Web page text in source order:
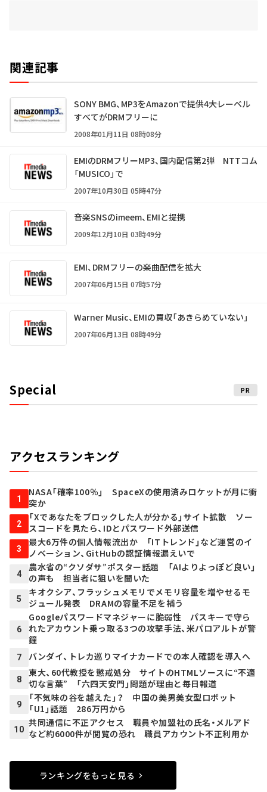
関連記事
SONY BMG、MP3をAmazonで提供――4大レーベル
すべてがDRMフリーに
2008年01月11日 08時08分
EMIのDRMフリーMP3、国内配信第2弾 NTTコム
「MUSICO」で
2007年10月30日 05時47分
音楽SNSのimeem、EMIと提携
2009年12月10日 03時49分
EMI、DRMフリーの楽曲配信を拡大
2007年06月15日 07時57分
Warner Music、EMIの買収「あきらめていない」
2007年06月13日 08時49分
Special PR
アクセスランキング
1
NASA「確率100％」 SpaceXの使用済みロケットが月に衝
突か
2
「Xであなたをブロックした人が分かる」サイト拡散 ソー
スコードを見たら、IDとパスワード外部送信
3
最大6万件の個人情報流出か 「ITトレンド」など運営のイ
ノベーション、GitHubの認証情報漏えいで
4
農水省の“クソダサ”ポスター話題 「AIよりよっぽど良い」
の声も 担当者に狙いを聞いた
5
キオクシア、フラッシュメモリでメモリ容量を増やせるモ
ジュール発表 DRAMの容量不足を補う
6
Googleパスワードマネジャーに脆弱性 パスキーで守ら
れたアカウント乗っ取る3つの攻撃手法、米パロアルトが警
鐘
7 バンダイ、トレカ巡りマイナカードでの本人確認を導入へ
8
東大、60代教授を懲戒処分 サイトのHTMLソースに“不適
切な言葉” 「六四天安門」問題が理由と毎日報道
9
「不気味の谷を越えた」？ 中国の美男美女型ロボット
「U1」話題 286万円から
10
共同通信に不正アクセス 職員や加盟社の氏名・メルアド
など約6000件が閲覧の恐れ 職員アカウント不正利用か
ランキングをもっと見る